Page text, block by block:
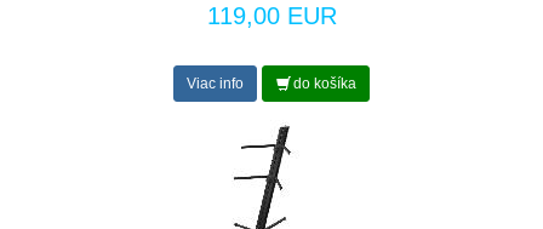
119,00 EUR
Viac info do košíka